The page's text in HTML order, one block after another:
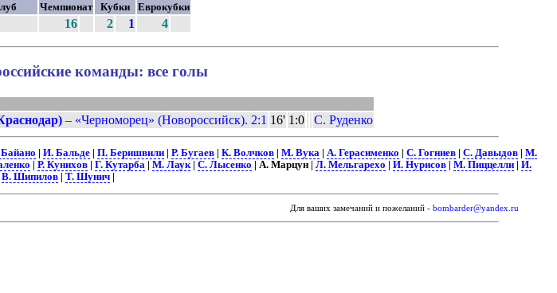
Чемпионат Кубки Еврокубки
16 2 1 4
команды: все голы
– «Черноморец» (Новороссийск). 2:1 16' 1:0 С. Руденко
Байано И. Бальде| П. Беришвили| Р. Бугаев| К. Волчков| М. Вука| А. Герасименко С. Гогниев| С. Давыдов| М.
Р. Кунихов| Г. Кутарба| М. Лаук| С. Лысенко | А. Марцун | Л. Мельгарехо И. Нурисов| М. Пиццелли| И.
В. Шипилов| Т. Шунич|
Для ваших замечаний и пожеланий - bombarder@yandex.ru